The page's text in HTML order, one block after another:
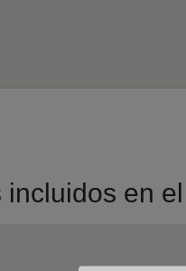
en